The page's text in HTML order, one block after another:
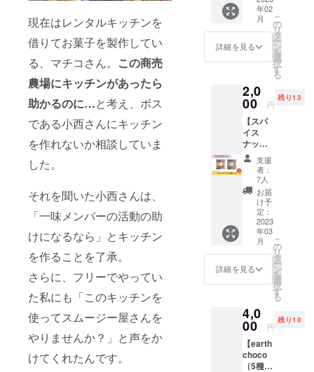
現在はレンタルキッチンを
借りてお菓子を製作してい
る、マチコさん。 この商売
農場にキッチンがあったら
助かるのに…と考え、ボス
である小西さんにキッチン
を作れないか相談していま
した。
それを聞いた小西さんは、
「一味メンバーの活動の助
けになるなら」とキッチン
を作ることを了承。
さらに、フリーでやってい
た私にも「このキッチンを
使ってスムージー屋さんを
やりませんか？」と声をか
けてくれたんです。
〒542-
0073大
阪市中
央区日
本橋2丁
目1-22
ルB1
https://
kuromo
n-
cf.com/
・宿泊
が必要
な場合
費もご
負担い
詳細は
メール
にてお
打合せ
いたし
ます。
※開催場
所は支
援者様
でご用
意・費
用負担
をお願
いしま
限は、
2023年
2024年
2月まで
です。
の日に
あるフ
ルーツ
が変わ
ださ
い。 食
材の持
ち込み
もOKで
す！可
能な限
りおい
しくし
ます！
※チケッ
トは
メール
にてお
届けい
たしま
す。 ※
キッチ
ン以外
使いい
ただけ
ンで6か
月間1日
1杯ス
ムー
ジーを
お飲み
ける権
利で
す。 定
期的に
スムー
ジーを
飲んで
ビタミ
ンを摂
取しま
しょ
う！
cafeRel
ierはカ
ラダい
たわり
堂キッ
予定で
す。 ※
フリー
パスは
メール
にてお
年02
月
詳細を見る
こ
の
リ
タ
ー
ン
を
選
択
す
る
2,0
00 円
残り13
【スパ
イス
ナッツ
小２袋
セッ
ト】 ラ
サーヤ
ナ工房
の「ア
グニス
パイス
ナッ
ツ」の
小サイ
ズ2袋
セット
けいた
しま
す。 ピ
リ甘・
ピリ塩
を各1袋
支援
者：
7人
お届
け予
定：
2023
年03
月
詳細を見る
こ
の
リ
タ
ー
ン
を
選
択
す
る
4,0
00 円
残り10
【earth
choco
（5種